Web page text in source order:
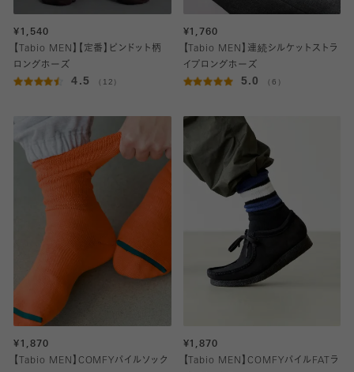
¥1,540
【Tabio MEN】【定番】ピンドット柄
ロングホーズ
4.5 （12）
¥1,760
【Tabio MEN】連続シルケットストラ
イプロングホーズ
5.0 （6）
¥1,870
【Tabio MEN】COMFYパイルソック
¥1,870
【Tabio MEN】COMFYパイルFATラ